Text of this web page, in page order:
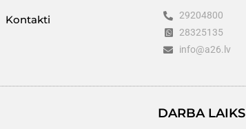
Kontakti
29204800
28325135
info@a26.lv
DARBA LAIKS